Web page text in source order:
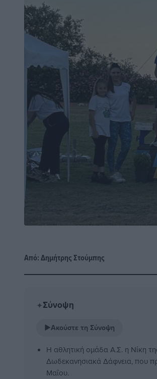
Από:Δημήτρης Στούμπης
✦Σύνοψη
▶Ακούστε τη Σύνοψη
Η αθλητική ομάδα Α.Σ. η Νίκη
Δωδεκανησιακά Δάφνεια, που
Μαΐου.